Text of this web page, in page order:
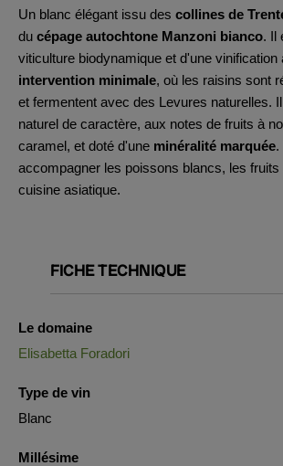
Un blanc élégant issu des collines de
du cépage autochtone Manzoni bianco. Il
viticulture biodynamique et d'une vinification
intervention minimale, où les raisins sont
et fermentent avec des Levures naturelles.
naturel de caractère, aux notes de fruits à
caramel, et doté d'une minéralité marquée.
accompagner les poissons blancs, les fruits
cuisine asiatique.
FICHE TECHNIQUE
Le domaine
Elisabetta Foradori
Type de vin
Blanc
Millésime